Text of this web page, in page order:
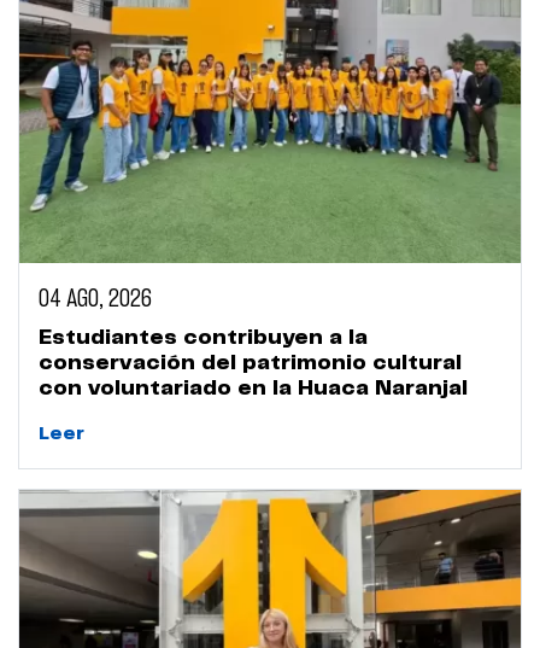
04 AGO, 2026
Estudiantes contribuyen a la
conservación del patrimonio cultural
con voluntariado en la Huaca Naranjal
Leer